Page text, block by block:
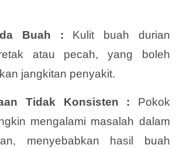
Buah : Kulit buah durian
atau pecah, yang boleh
jangkitan penyakit.
Tidak Konsisten : Pokok
mengalami masalah dalam
menyebabkan hasil buah